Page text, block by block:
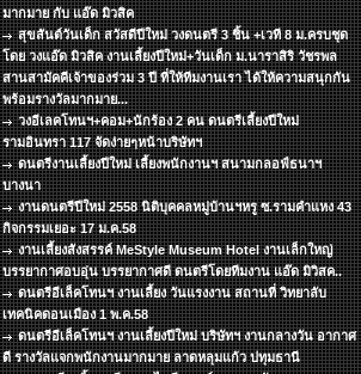
มากมาย กับ แอ๊ด มิวสิค
สุขสันต์วันเด็ก สวัสดีปีใหม่ วงดนตรี 3 ชิ้น +เวที 8 ม.ครบชุด
โดย วงแอ๊ด มิวสิค งานเลี้ยงปีใหม่+วันเด็ก ม.นาราสิริ วัชรพล
สานสามัคคีเจ้าของร่วม 3 ปี ที่ให้ทีมงานเรา ได้ให้ความสนุกกัน
พร้อมรางวัลมากมาย...
วงอีเลคโทนฯ+คอม+นักร้อง 2 คน ดนตรีเลี้ยงปีใหม่
รามอินทรา 117 จัดง่ายๆหน้าบริษัทฯ
ดนตรีงานเลี้ยงปีใหม่ เลี้ยงพนักงานฯ สนามกลอฟ์ธนาฯ
บางนา
งานดนตรีปีใหม่ 2558 นิติบุคคลหมู่บ้านฯหรู ซ.รามคำแหง 43
กิจกรรมเยอะ 17 ม.ค.58
งานเลี้ยงสังสรรค์ MeStyle Museum Hotel งานเล็กใหญ่
บรรยากาศอบอุ่น บรรยากาศดี ดนตรีโดยทีมงาน แอ๊ด มิวิสค..
ดนตรีอีเล็คโทนฯ งานเลี้ยง วันแรงงาน สถานที่ วิทยาลับ
เทคนิคดอนเมือง 1 พ.ค.58
ดนตรีอีเล็คโทนฯ งานเลี้ยงปีใหม่ บริษัทฯ งานกลางวัน อากาศ
ดี รางวัลแจกพนักงานมากมาย ลาดหลุมแก้ว ปทุมธานี